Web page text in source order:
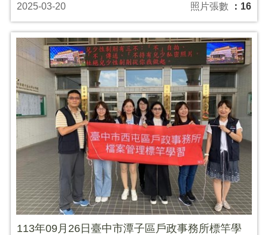
2025-03-20 照片張數 ：16
113年09月26日臺中市潭子區戶政事務所標竿學